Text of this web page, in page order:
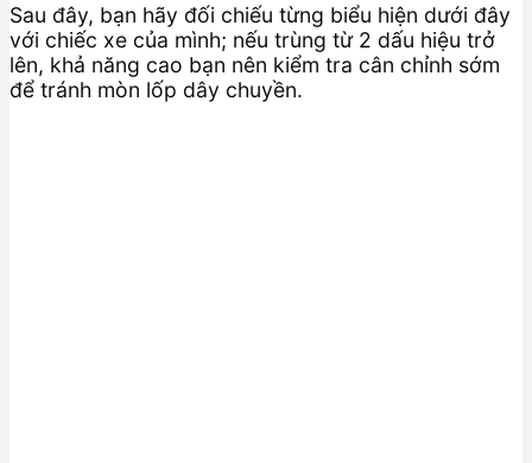
Sau đây, bạn hãy đối chiếu từng biểu hiện dưới đây
với chiếc xe của mình; nếu trùng từ 2 dấu hiệu trở
lên, khả năng cao bạn nên kiểm tra cân chỉnh sớm
để tránh mòn lốp dây chuyền.